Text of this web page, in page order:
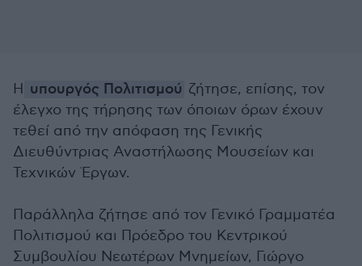
Η υπουργός Πολιτισμού ζήτησε, επίσης, τον
έλεγχο της τήρησης των όποιων όρων έχουν
τεθεί από την απόφαση της Γενικής
Διευθύντριας Αναστήλωσης Μουσείων και
Τεχνικών Έργων.
Παράλληλα ζήτησε από τον Γενικό Γραμματέα
Πολιτισμού και Πρόεδρο του Κεντρικού
Συμβουλίου Νεωτέρων Μνημείων, Γιώργο